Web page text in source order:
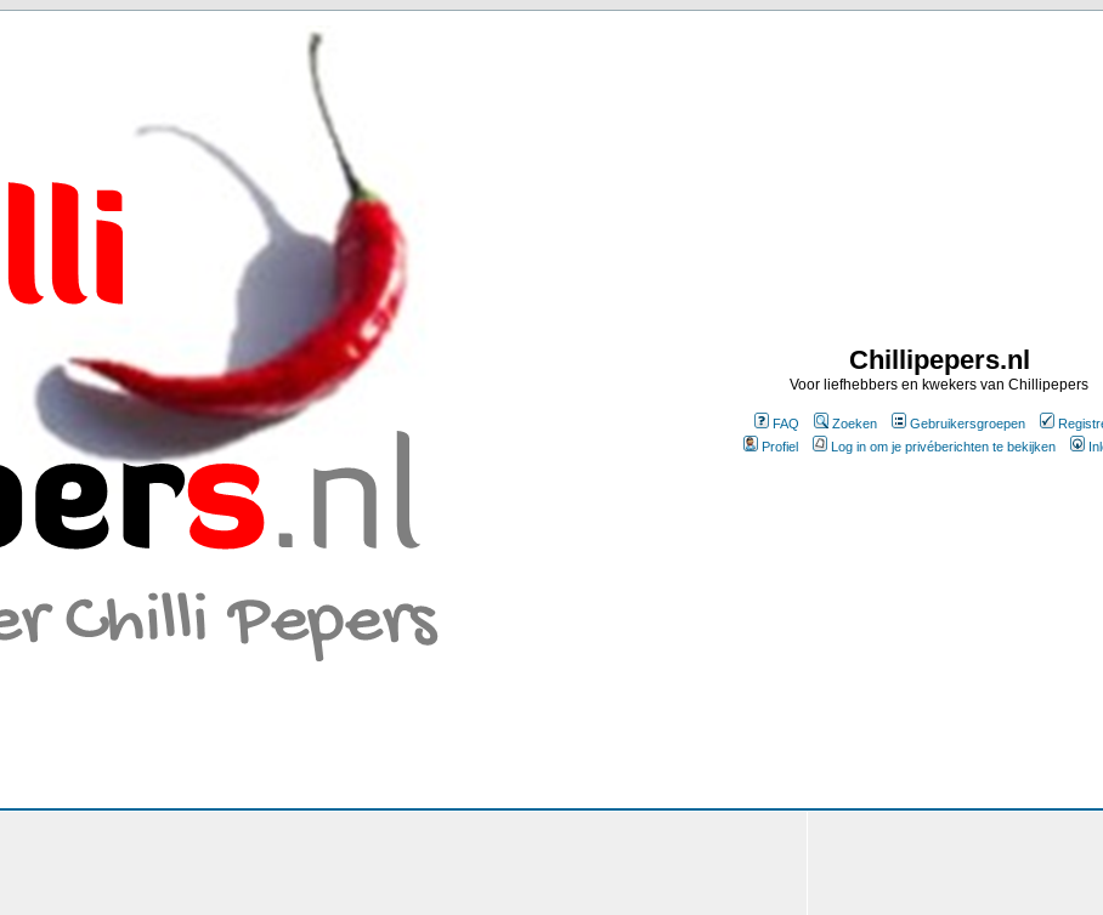
Chillipepers.nl
Voor liefhebbers en kwekers van Chillipepers
FAQ Zoeken Gebruikersgroepen
Profiel
Log in om je privéberichten te bekijken